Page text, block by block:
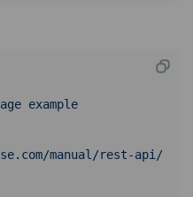
example
manual/rest-api/